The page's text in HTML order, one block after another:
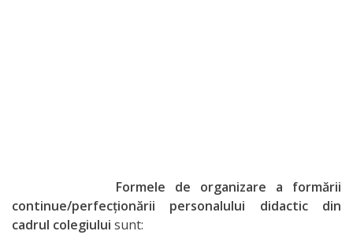
Formele de organizare a formării
continue/perfecţionării personalului didactic din
cadrul colegiului sunt: